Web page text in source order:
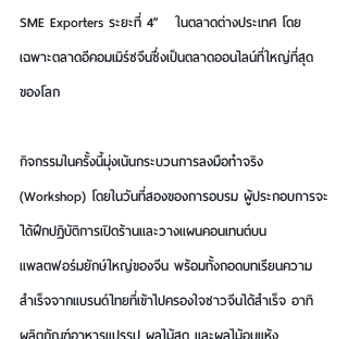
SME Exporters ระยะที่ 4”   ในตลาดต่างประเทศ โดย
เฉพาะตลาดอีคอมเมิร์ซจีนซึ่งเป็นตลาดออนไลน์ที่ใหญ่ที่สุด
ของโลก
กิจกรรมในครั้งนี้มุ่งเน้นกระบวนการลงมือทำจริง
(Workshop) โดยในวันที่สองของการอบรม ผู้ประกอบการจะ
ได้ฝึกปฏิบัติการเปิดร้านและวางแผนคอนเทนต์บน
แพลตฟอร์มยักษ์ใหญ่ของจีน พร้อมทั้งถอดบทเรียนความ
สำเร็จจากแบรนด์ไทยที่เข้าไปครองใจชาวจีนได้สำเร็จ อาทิ